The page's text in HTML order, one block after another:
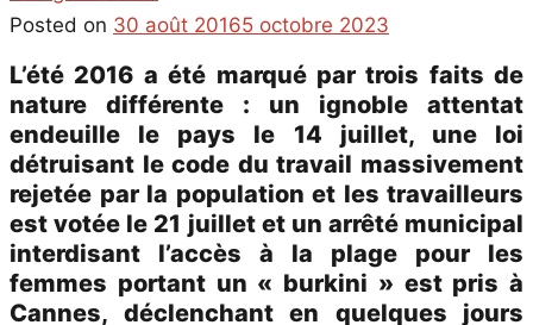
Posted on 30 août 20165 octobre 2023
L’été 2016 a été marqué par trois faits de
nature différente : un ignoble attentat
endeuille le pays le 14 juillet, une loi
détruisant le code du travail massivement
rejetée par la population et les travailleurs
est votée le 21 juillet et un arrêté municipal
interdisant l’accès à la plage pour les
femmes portant un « burkini » est pris à
Cannes, déclenchant en quelques jours